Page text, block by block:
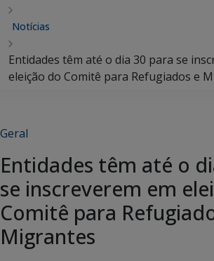
Notícias
Entidades têm até o dia 30 para se
eleição do Comitê para Refugiados e
Geral
Entidades têm até o
se inscreverem em
Comitê para
Migrantes